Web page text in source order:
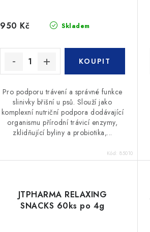
Skladem
950 Kč
Pro podporu trávení a správné funkce
slinivky břišní u psů. Slouží jako
komplexní nutriční podpora dodávající
organismu přírodní trávicí enzymy,
zklidňující byliny a probiotika,...
Kód: 85010
JTPHARMA RELAXING
SNACKS 60ks po 4g